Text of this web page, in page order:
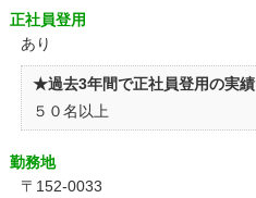
正社員登用
あり
★過去3年間で正社員登用の実績
５０名以上
勤務地
〒152-0033